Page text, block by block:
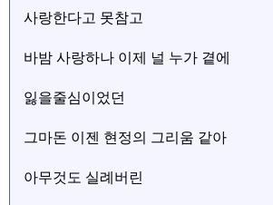
사랑한다고 못참고
바밤 사랑하나 이제 널 누가 곁에
잃을줄심이었던
그마돈 이젠 현정의 그리움 같아
아무것도 실례버린